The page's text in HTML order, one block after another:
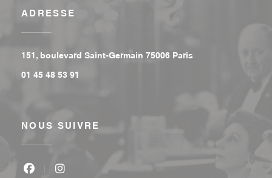
ADRESSE
151, boulevard Saint-Germain 75006 Paris
01 45 48 53 91
NOUS SUIVRE